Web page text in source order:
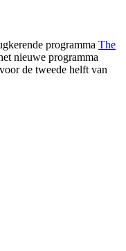
programma The
nieuwe programma
de tweede helft van